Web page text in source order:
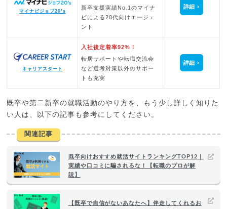
マイナビジョブ20’s
新卒支援実績No.1のマイナ
ビによる20代向けエージェ
ント
詳細
キャリアスタート
入社後定着率92%！
転居サポートや転職交流会
など選考対策以外のサポー
トも充実
詳細
既卒や第二新卒の就職活動のやり方を、もう少し詳しく知りた
い人は、以下の記事も参考にしてください。
関連記事
既卒向けおすすめ就活サイトランキングTOP12｜
実績や口コミに騙されるな！【転職のプロが解
説】
【既卒で自信がないあなたへ】伴走してくれるお